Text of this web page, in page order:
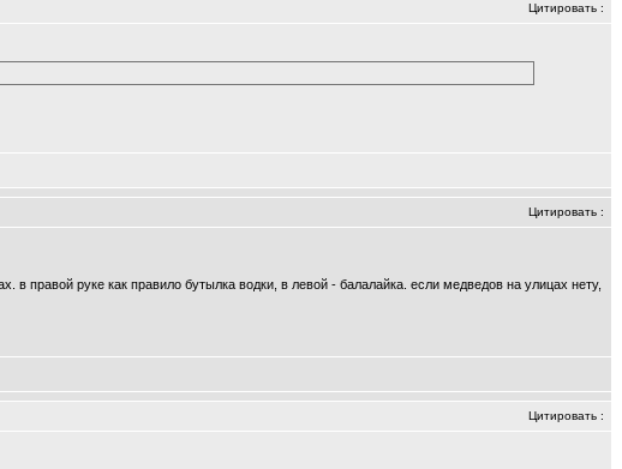
Цитировать :
Цитировать :
правой руке как правило бутылка водки, в левой - балалайка. если медведов на улицах нету,
Цитировать :